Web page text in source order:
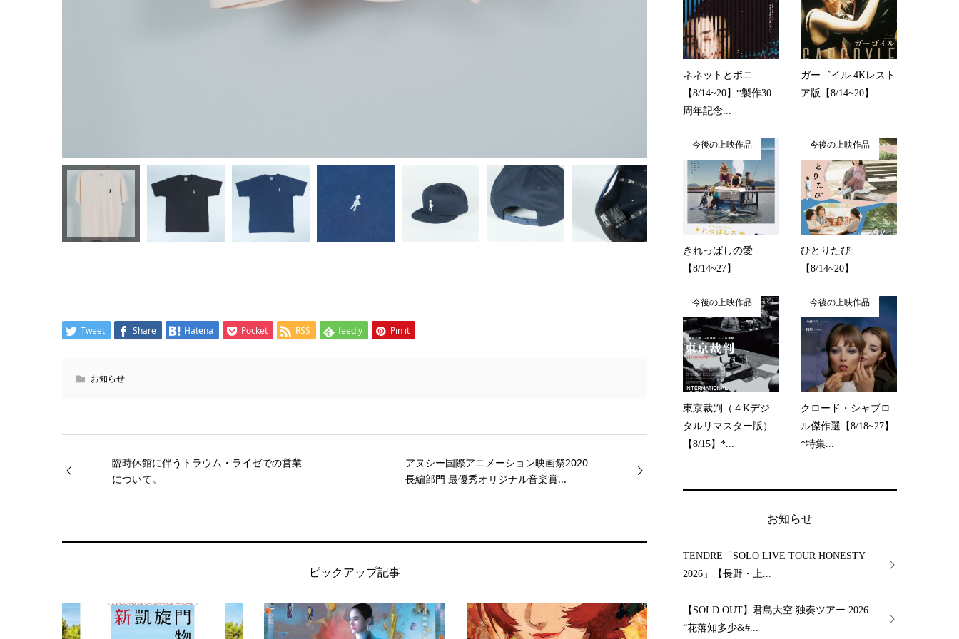
Tweet Share Hatena Pocket RSS feedly Pin it
お知らせ
臨時休館に伴うトラウム・ライゼでの営業
について。
アヌシー国際アニメーション映画祭2020
長編部門 最優秀オリジナル音楽賞...
ピックアップ記事
ネネットとボニ
【8/14~20】*製作30
周年記念...
ガーゴイル 4Kレスト
ア版【8/14~20】
今後の上映作品
きれっぱしの愛
【8/14~27】
今後の上映作品
ひとりたび
【8/14~20】
今後の上映作品
東京裁判（４Kデジ
タルリマスター版）
【8/15】*...
今後の上映作品
クロード・シャブロ
ル傑作選【8/18~27】
*特集...
お知らせ
TENDRE「SOLO LIVE TOUR HONESTY
2026」【長野・上...
【SOLD OUT】君島大空 独奏ツアー 2026
“花落知多少&#...